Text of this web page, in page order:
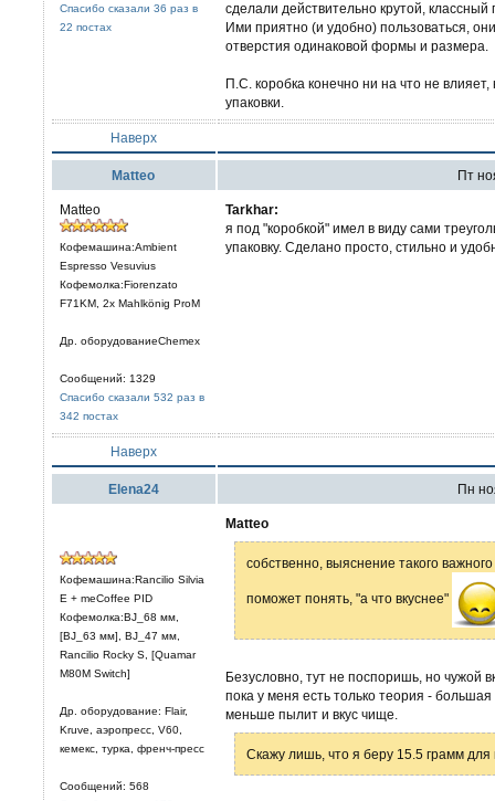
Спасибо сказали 36 раз в
22 постах
сделали действительно крутой, классный
Ими приятно (и удобно) пользоваться,
отверстия одинаковой формы и размера.
П.С. коробка конечно ни на что не
упаковки.
Наверх
Matteo Пт
Matteo
Кофемашина:Ambient
Espresso Vesuvius
Кофемолка:Fiorenzato
F71KM, 2x Mahlkönig ProM
Др. оборудованиеChemex
Сообщений: 1329
Спасибо сказали 532 раз в
342 постах
Tarkhar:
я под "коробкой" имел в виду сами
упаковку. Сделано просто, стильно и
Наверх
Elena24 Пн
Кофемашина:Rancilio Silvia
E + meCoffee PID
Кофемолка:BJ_68 мм,
[BJ_63 мм], BJ_47 мм,
Rancilio Rocky S, [Quamar
M80M Switch]
Др. оборудование: Flair,
Kruve, аэропресс, V60,
кемекс, турка, френч-пресс
Сообщений: 568
Matteo
собственно, выяснение такого
поможет понять, "а что вкуснее"
Безусловно, тут не поспоришь, но чужой
пока у меня есть только теория -
меньше пылит и вкус чище.
Скажу лишь, что я беру 15.5 грамм для